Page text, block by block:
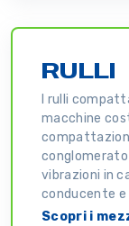
RULLI
I rulli
macchine
vibrazioni in
conducente e
Scopri i